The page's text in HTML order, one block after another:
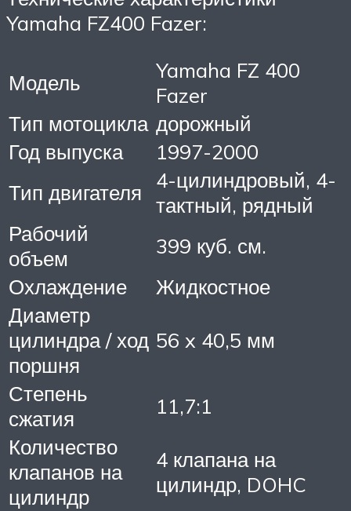
Yamaha FZ400 Fazer:
Модель
Yamaha FZ 400
Fazer
Тип мотоцикла дорожный
Год выпуска
1997-2000
Тип двигателя
4-цилиндровый, 4-
тактный, рядный
Рабочий
объем
399 куб. см.
Охлаждение
Жидкостное
Диаметр
цилиндра / ход
поршня
56 x 40,5 мм
Степень
сжатия
11,7:1
Количество
клапанов на
цилиндр
4 клапана на
цилиндр, DOHC